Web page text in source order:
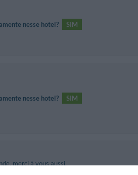
nesse hotel? SIM
nesse hotel? SIM
merci à vous aussi.